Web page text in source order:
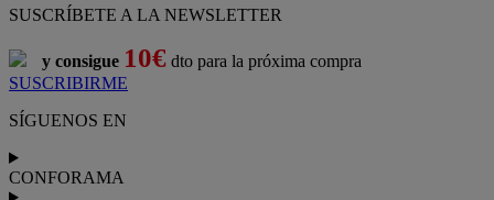
SUSCRÍBETE A LA NEWSLETTER
y consigue 10€ dto para la próxima compra
SUSCRIBIRME
SÍGUENOS EN
CONFORAMA